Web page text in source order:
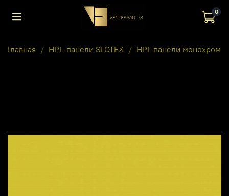
0
Главная HPL-панели SLOTEX HPL панели монохром